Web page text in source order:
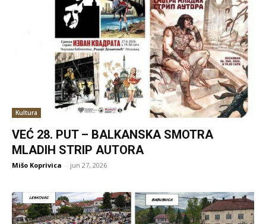
Kultura
VEĆ 28. PUT – BALKANSKA SMOTRA
MLADIH STRIP AUTORA
Mišo Koprivica - jun 27, 2026